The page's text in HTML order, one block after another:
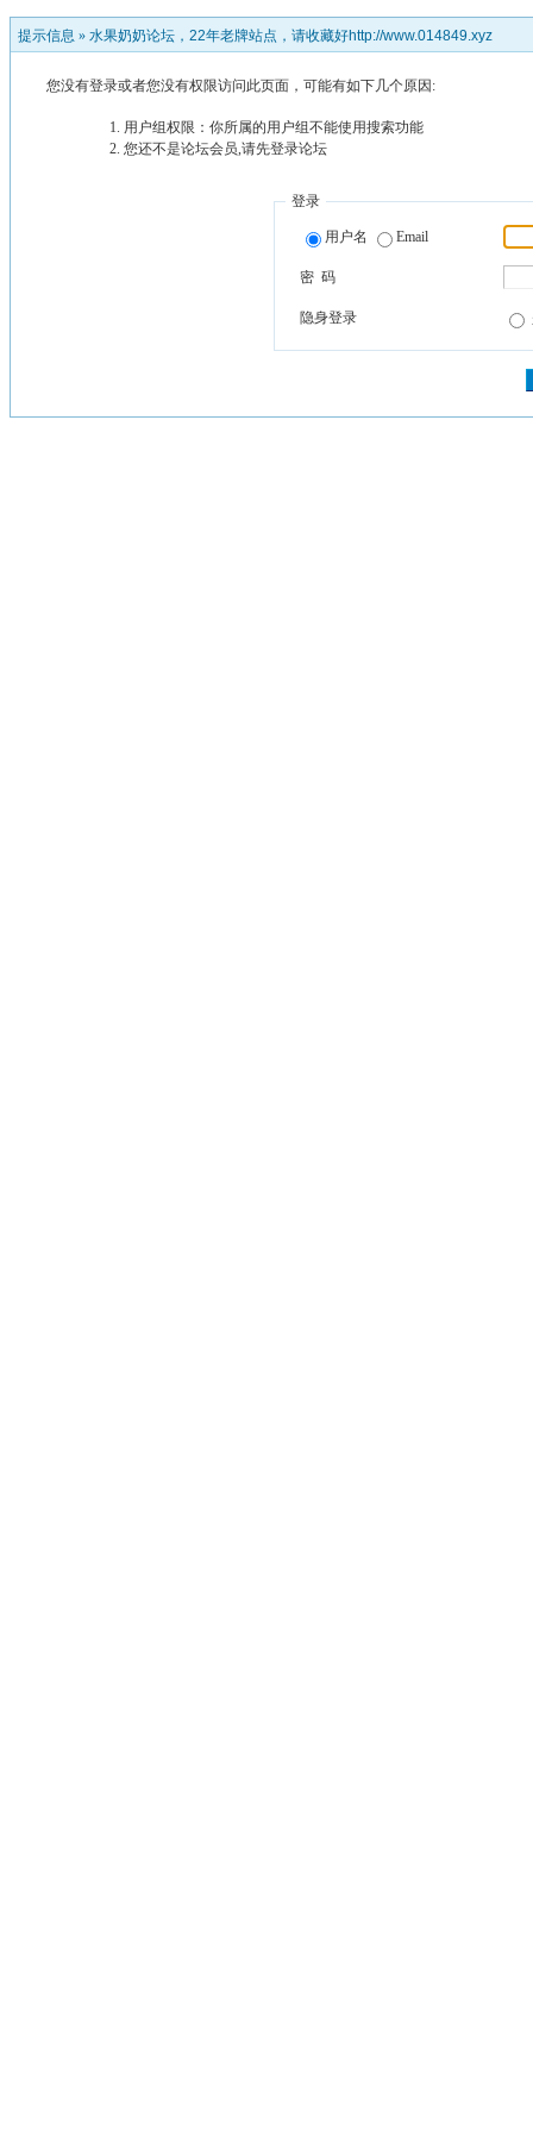
提示信息 » 水果奶奶论坛，22年老牌站点，请收藏好http://www.014849.xyz
您没有登录或者您没有权限访问此页面，可能有如下几个原因:
用户组权限：你所属的用户组不能使用搜索功能
您还不是论坛会员,请先登录论坛
登录
用户名 Email
密 码
隐身登录